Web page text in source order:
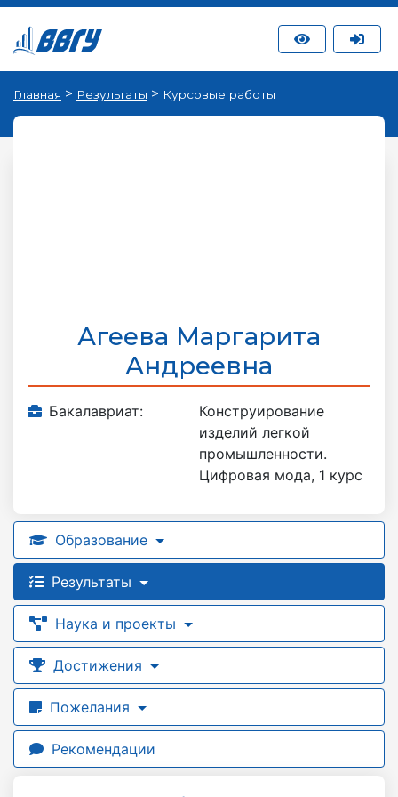
Главная > Результаты > Курсовые работы
Агеева Маргарита
Андреевна
Бакалавриат:
Конструирование
изделий легкой
промышленности.
Цифровая мода, 1 курс
Образование
Результаты
Наука и проекты
Достижения
Пожелания
Рекомендации